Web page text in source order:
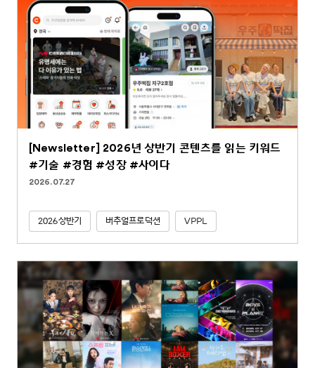
[Newsletter] 2026년 상반기 콘텐츠를 읽는 키워드
#기술 #경험 #성장 #사이다
2026.07.27
2026상반기 버추얼프로덕션 VPPL